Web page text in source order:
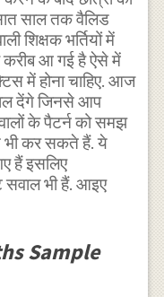
साल तक वैलिड
शिक्षक भर्तियों में
करीब आ गई है ऐसे में
में होना चाहिए. आज
देंगे जिनसे आप
के पैटर्न को समझ
कर सकते हैं. ये
हैं इसलिए
सवाल भी हैं. आइए
Sample